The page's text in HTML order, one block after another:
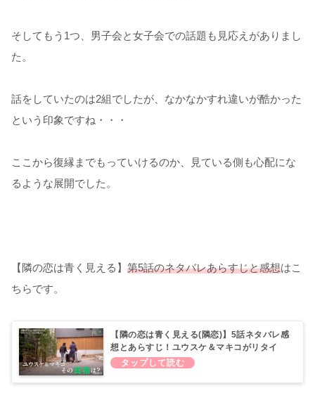
そしてもう1つ、男子会と女子会での話題も見応えがありまし
た。
話をしていたのは2組でしたが、なかなかすれ違いが酷かった
という印象ですね・・・
ここから復縁までもっていけるのか、見ている側も心配にな
るような展開でした。
【隣の恋は青く見える】 第5話のネタバレあらすじと感想はこ
ちらです。
【隣の恋は青く見える(隣恋)】5話ネタバレ感
想とあらすじ！ユウスケ＆マキコがリタイ
ア！？その理由は？(abema最新作)